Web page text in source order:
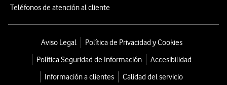
Teléfonos de atención al cliente
Aviso Legal
Política de Privacidad y Cookies
Política Seguridad de Información
Accesibilidad
Información a clientes
Calidad del servicio